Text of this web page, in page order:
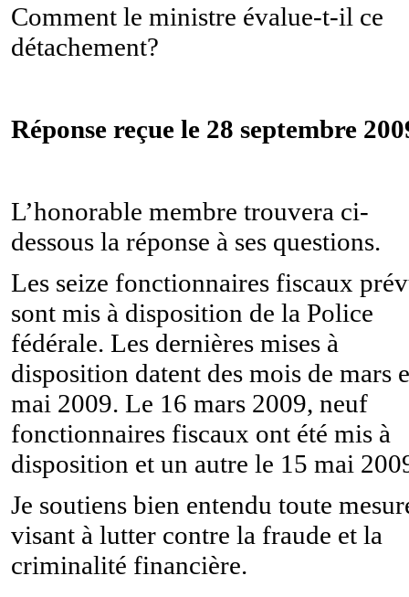
Comment le ministre évalue-t-il ce
détachement?
Réponse reçue le 28 septembre
L’honorable membre trouvera ci-
dessous la réponse à ses questions.
Les seize fonctionnaires fiscaux
sont mis à disposition de la Police
fédérale. Les dernières mises à
disposition datent des mois de mars
mai 2009. Le 16 mars 2009, neuf
fonctionnaires fiscaux ont été mis à
disposition et un autre le 15 mai
Je soutiens bien entendu toute
visant à lutter contre la fraude et la
criminalité financière.